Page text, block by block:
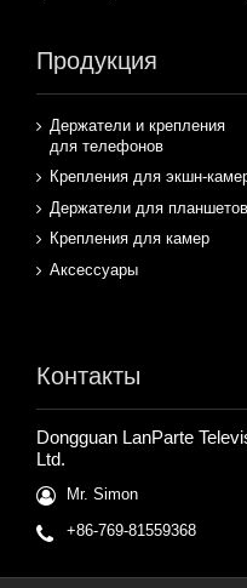
Продукция
Держатели и крепления
для телефонов
Крепления для экшн-
Держатели для планшетов
Крепления для камер
Аксессуары
Контакты
Dongguan LanParte
Ltd.
Mr. Simon
+86-769-81559368